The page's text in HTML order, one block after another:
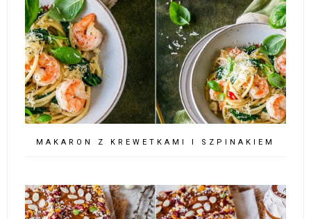
MAKARON Z KREWETKAMI I SZPINAKIEM